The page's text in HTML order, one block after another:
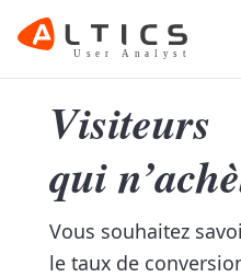
Visiteurs
qui
Vous souhaitez
le taux de